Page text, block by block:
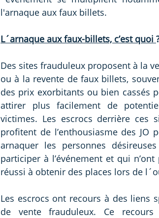
l'arnaque aux faux billets.
L´arnaque aux faux-billets, c’est quoi
Des sites frauduleux proposent à la
ou à la revente de faux billets,
des prix exorbitants ou bien cassés
attirer plus facilement de
victimes. Les escrocs derrière ces
profitent de l’enthousiasme des JO
arnaquer les personnes
participer à l’événement et qui n’ont
réussi à obtenir des places lors de
Les escrocs ont recours à des liens
de vente frauduleux. Ce